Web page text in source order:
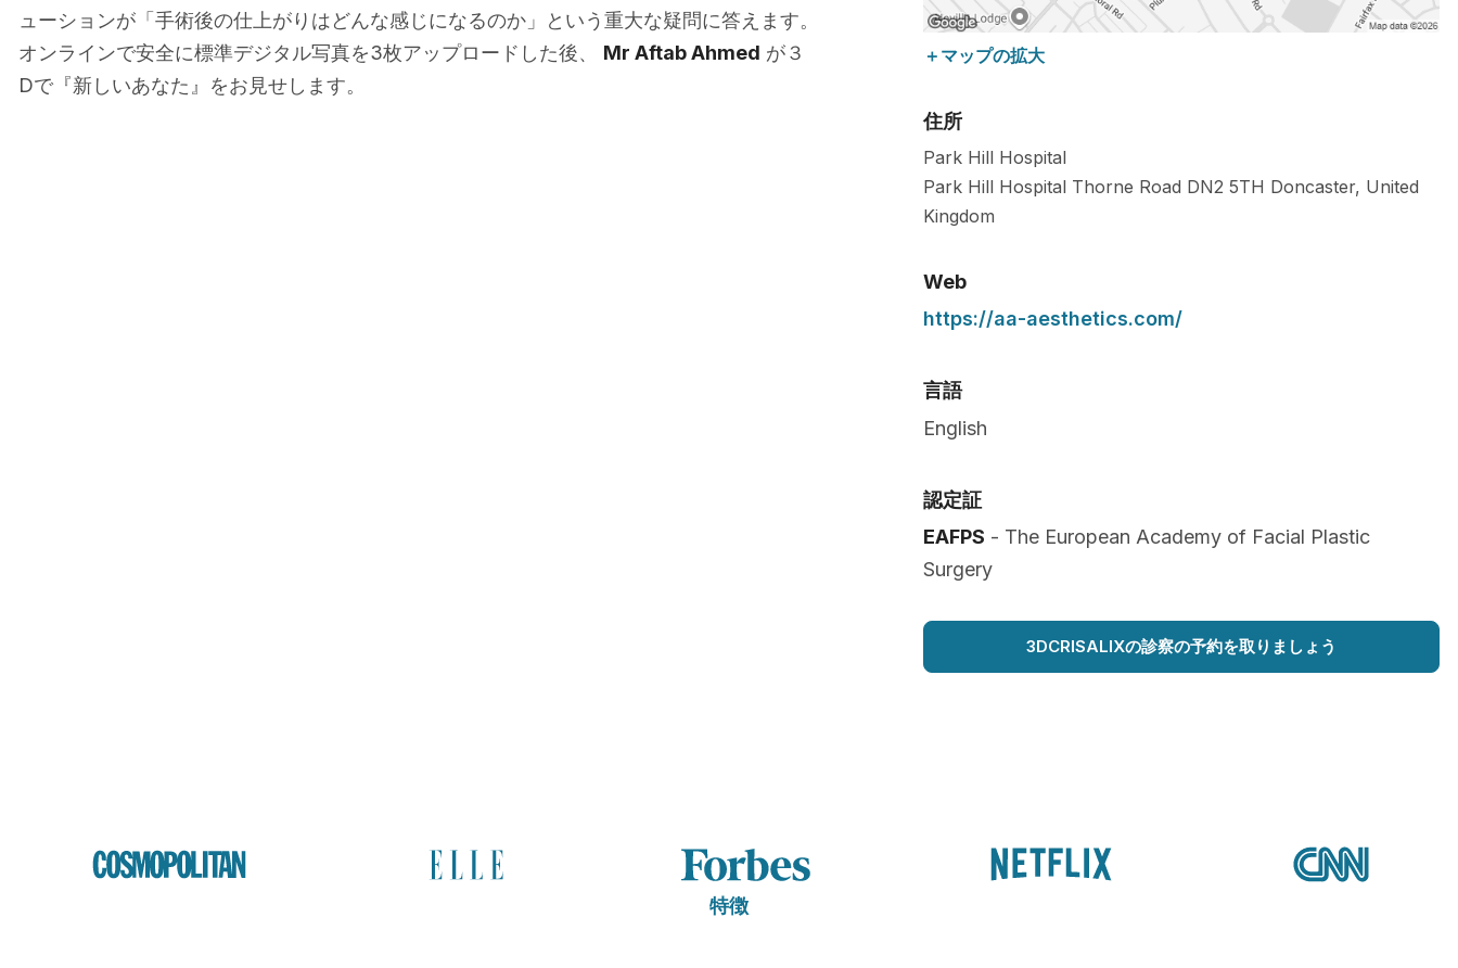
ューションが「手術後の仕上がりはどんな感じになるのか」という重大な疑問に答えます。
オンラインで安全に標準デジタル写真を3枚アップロードした後、 Mr Aftab Ahmed が３
Dで『新しいあなた』をお見せします。
＋マップの拡大
住所
Park Hill Hospital
Park Hill Hospital Thorne Road DN2 5TH Doncaster, United
Kingdom
Web
https://aa-aesthetics.com/
言語
English
認定証
EAFPS - The European Academy of Facial Plastic
Surgery
3DCRISALIXの診察の予約を取りましょう
特徴